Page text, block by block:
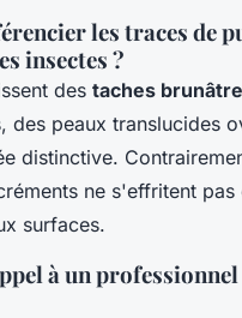
les traces de
insectes ?
des taches
des peaux translucides
distinctive.
ne s'effritent pas
surfaces.
à un